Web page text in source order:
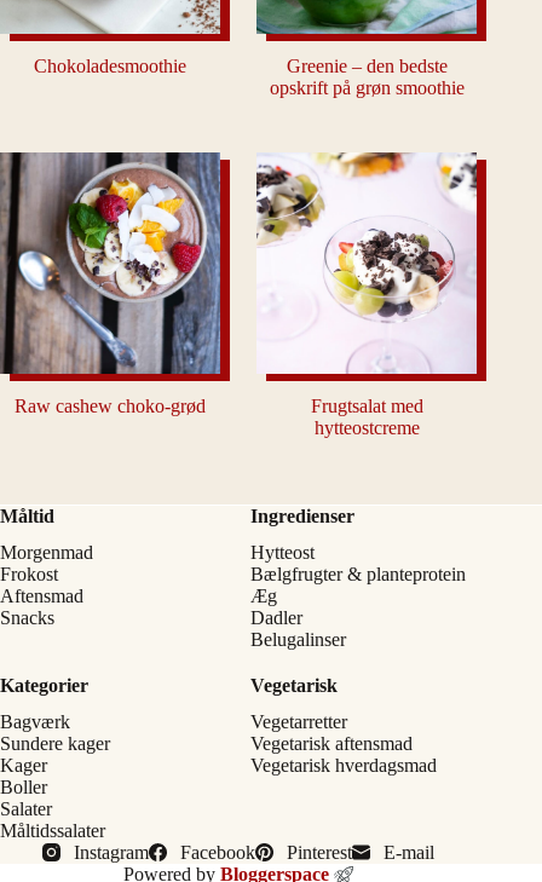
Chokoladesmoothie
Greenie – den bedste
opskrift på grøn smoothie
Raw cashew choko-grød
Frugtsalat med
hytteostcreme
Måltid
Morgenmad
Frokost
Aftensmad
Snacks
Ingredienser
Hytteost
Bælgfrugter & planteprotein
Æg
Dadler
Belugalinser
Kategorier
Bagværk
Sundere kager
Kager
Boller
Salater
Måltidssalater
Vegetarisk
Vegetarretter
Vegetarisk aftensmad
Vegetarisk hverdagsmad
Instagram Facebook Pinterest
E-mail
Powered byBloggerspace